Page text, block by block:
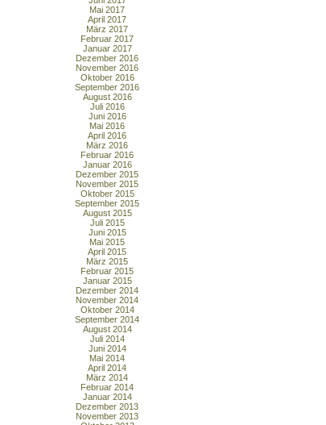
Mai 2017
April 2017
März 2017
Februar 2017
Januar 2017
Dezember 2016
November 2016
Oktober 2016
September 2016
August 2016
Juli 2016
Juni 2016
Mai 2016
April 2016
März 2016
Februar 2016
Januar 2016
Dezember 2015
November 2015
Oktober 2015
September 2015
August 2015
Juli 2015
Juni 2015
Mai 2015
April 2015
März 2015
Februar 2015
Januar 2015
Dezember 2014
November 2014
Oktober 2014
September 2014
August 2014
Juli 2014
Juni 2014
Mai 2014
April 2014
März 2014
Februar 2014
Januar 2014
Dezember 2013
November 2013